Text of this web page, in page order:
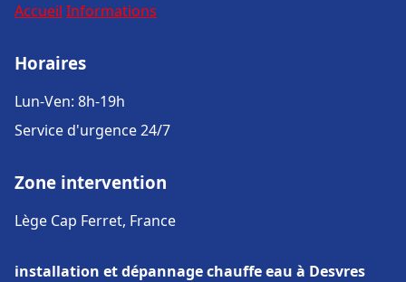
Accueil Informations
Horaires
Lun-Ven: 8h-19h
Service d'urgence 24/7
Zone intervention
Lège Cap Ferret, France
installation et dépannage chauffe eau à Desvres